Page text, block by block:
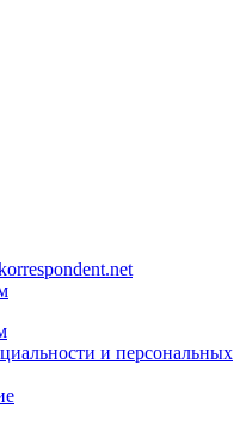
и персональных